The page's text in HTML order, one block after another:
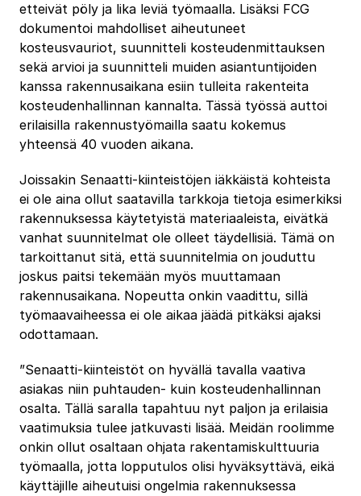
etteivät pöly ja lika leviä työmaalla. Lisäksi FCG
dokumentoi mahdolliset aiheutuneet
kosteusvauriot, suunnitteli kosteudenmittauksen
sekä arvioi ja suunnitteli muiden asiantuntijoiden
kanssa rakennusaikana esiin tulleita rakenteita
kosteudenhallinnan kannalta. Tässä työssä auttoi
erilaisilla rakennustyömailla saatu kokemus
yhteensä 40 vuoden aikana.
Joissakin Senaatti-kiinteistöjen iäkkäistä kohteista
ei ole aina ollut saatavilla tarkkoja tietoja esimerkiksi
rakennuksessa käytetyistä materiaaleista, eivätkä
vanhat suunnitelmat ole olleet täydellisiä. Tämä on
tarkoittanut sitä, että suunnitelmia on jouduttu
joskus paitsi tekemään myös muuttamaan
rakennusaikana. Nopeutta onkin vaadittu, sillä
työmaavaiheessa ei ole aikaa jäädä pitkäksi ajaksi
odottamaan.
”Senaatti-kiinteistöt on hyvällä tavalla vaativa
asiakas niin puhtauden- kuin kosteudenhallinnan
osalta. Tällä saralla tapahtuu nyt paljon ja erilaisia
vaatimuksia tulee jatkuvasti lisää. Meidän roolimme
onkin ollut osaltaan ohjata rakentamiskulttuuria
työmaalla, jotta lopputulos olisi hyväksyttävä, eikä
käyttäjille aiheutuisi ongelmia rakennuksessa